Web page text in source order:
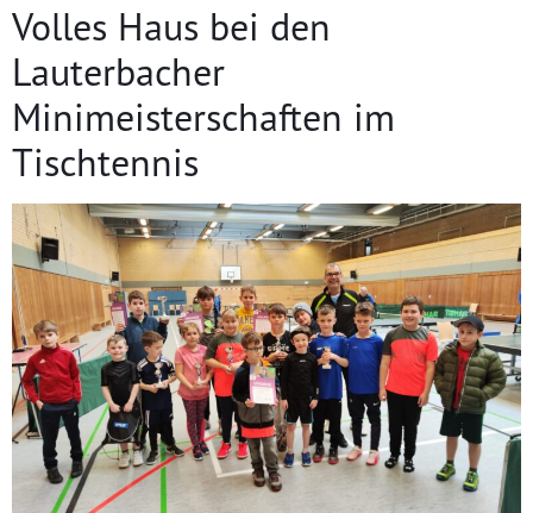
Volles Haus bei den
Lauterbacher
Minimeisterschaften im
Tischtennis